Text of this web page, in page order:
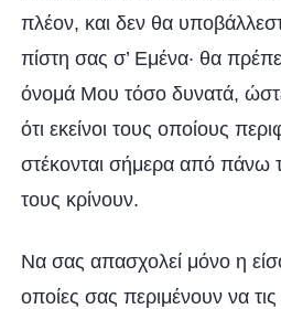
πλέον, και δεν θα
πίστη σας σ’ Εμένα· θα
όνομά Μου τόσο δυνατά,
ότι εκείνοι τους οποίους
στέκονται σήμερα από πάνω
τους κρίνουν.
Να σας απασχολεί μόνο η
οποίες σας περιμένουν να